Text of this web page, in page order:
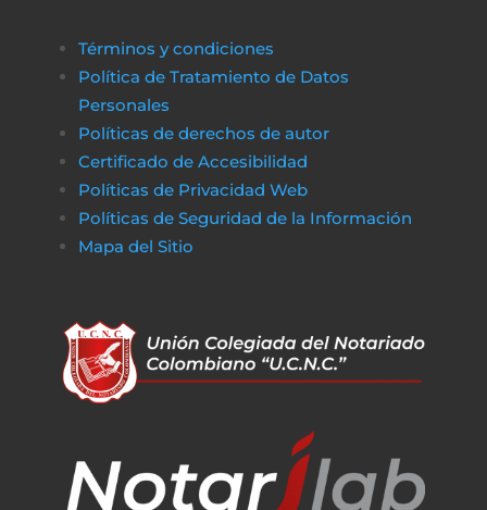
Términos y condiciones
Política de Tratamiento de Datos
Personales
Políticas de derechos de autor
Certificado de Accesibilidad
Políticas de Privacidad Web
Políticas de Seguridad de la Información
Mapa del Sitio